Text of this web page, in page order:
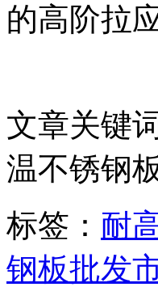
的高阶拉
文章关键
温不锈钢
标签： 耐
钢板批发